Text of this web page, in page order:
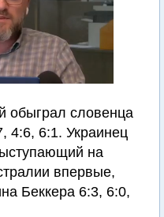
словенца
4:6, 6:1. Украинец
на
впервые,
Беккера 6:3, 6:0,